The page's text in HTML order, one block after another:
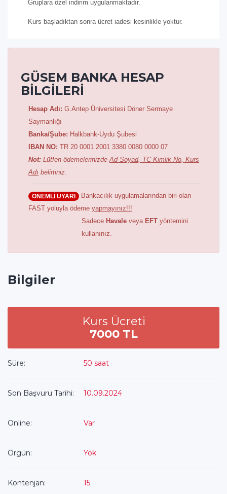
Gruplara özel indirim uygulanmaktadır.
Kurs başladıktan sonra ücret iadesi kesinlikle yoktur.
GÜSEM BANKA HESAP
BİLGİLERİ
Hesap Adı: G.Antep Üniversitesi Döner Sermaye
Saymanlığı
Banka/Şube: Halkbank-Uydu Şubesi
IBAN NO: TR 20 0001 2001 3380 0080 0000 07
Not: Lütfen ödemelerinizdeAd Soyad, TC Kimlik No, Kurs
Adı belirtiniz.
ÖNEMLİ UYARI
Bankacılık uygulamalarından biri olan
FAST yoluyla ödeme yapmayınız!!!
Sadece Havale veya EFT yöntemini
kullanınız.
Bilgiler
Kurs Ücreti
7000 TL
Süre: 50 saat
Son Başvuru Tarihi: 10.09.2024
Online: Var
Örgün: Yok
Kontenjan: 15